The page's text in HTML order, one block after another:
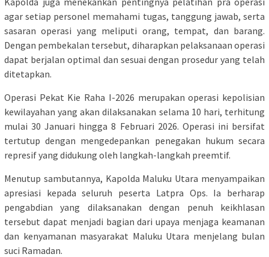
agar setiap personel memahami tugas, tanggung jawab, serta
sasaran operasi yang meliputi orang, tempat, dan barang.
Dengan pembekalan tersebut, diharapkan pelaksanaan operasi
dapat berjalan optimal dan sesuai dengan prosedur yang telah
ditetapkan.
Operasi Pekat Kie Raha I-2026 merupakan operasi kepolisian
kewilayahan yang akan dilaksanakan selama 10 hari, terhitung
mulai 30 Januari hingga 8 Februari 2026. Operasi ini bersifat
tertutup dengan mengedepankan penegakan hukum secara
represif yang didukung oleh langkah-langkah preemtif.
Menutup sambutannya, Kapolda Maluku Utara menyampaikan
apresiasi kepada seluruh peserta Latpra Ops. Ia berharap
pengabdian yang dilaksanakan dengan penuh keikhlasan
tersebut dapat menjadi bagian dari upaya menjaga keamanan
dan kenyamanan masyarakat Maluku Utara menjelang bulan
suci Ramadan.